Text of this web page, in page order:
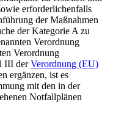
erforderlichenfalls
der Maßnahmen
der Kategorie A zu
Verordnung
Verordnung
III derVerordnung (EU)
ergänzen, ist es
mit den in der
Notfallplänen